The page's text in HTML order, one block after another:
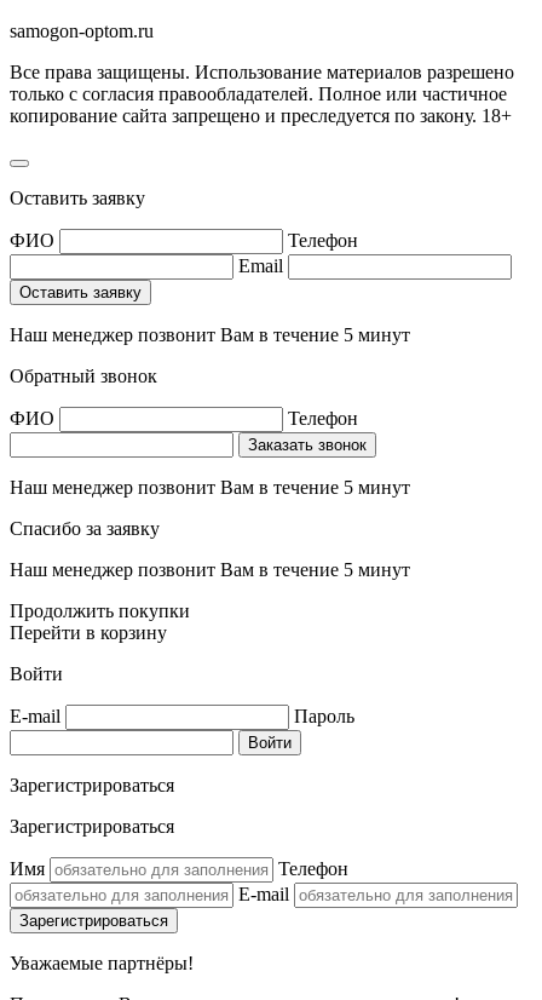
samogon-optom.ru
Все права защищены. Использование материалов разрешено
только с согласия правообладателей. Полное или частичное
копирование сайта запрещено и преследуется по закону. 18+
Оставить заявку
ФИО
Телефон
Email
Наш менеджер позвонит Вам в течение 5 минут
Обратный звонок
ФИО Телефон
Наш менеджер позвонит Вам в течение 5 минут
Спасибо за заявку
Наш менеджер позвонит Вам в течение 5 минут
Продолжить покупки
Перейти в корзину
Войти
E-mail Пароль
Зарегистрироваться
Зарегистрироваться
Имя
Телефон
E-mail
Уважаемые партнёры!